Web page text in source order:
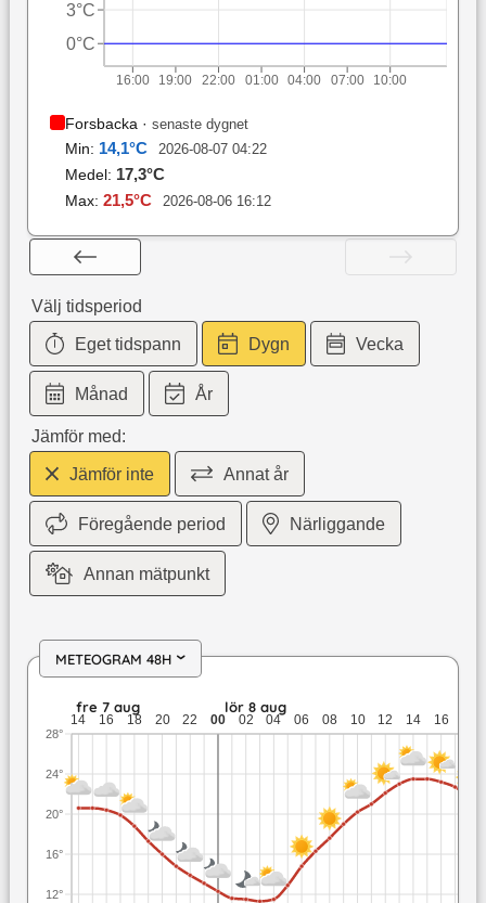
16:00 19:00 22:00 01:00 04:00 07:00 10:00
0°C
3°C
Forsbacka· senaste dygnet
Min: 14,1°C 2026-08-07 04:22
Medel: 17,3°C
Max: 21,5°C 2026-08-06 16:12
Välj tidsperiod
Eget tidspann Dygn Vecka
Månad År
Jämför med:
Jämför inte Annat år
Föregående period Närliggande
Annan mätpunkt
METEOGRAM 48H ›
fre 7 aug: 20,6 till 13,1 grader: ingen nederbörd: upp till
fre 7 aug lör 8 aug
14 16 18 20 22 00 02 04 06 08 10 12 14 16
12°
16°
20°
24°
28°